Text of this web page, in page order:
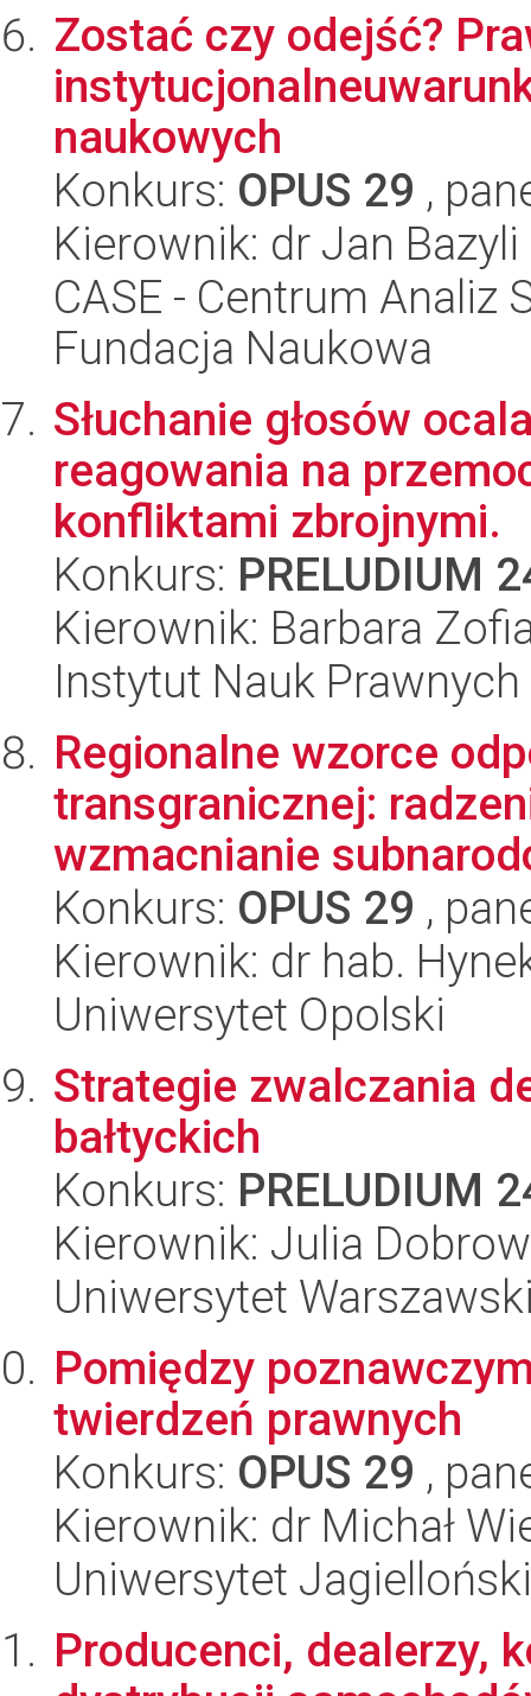
Zostać czy odejść?
naukowych
Konkurs: OPUS 29 ,
Kierownik: dr Jan Bazyli
CASE - Centrum Analiz
Fundacja Naukowa
Słuchanie głosów
reagowania na
konfliktami zbrojnymi.
Konkurs: PRELUDIUM
Kierownik: Barbara
Instytut Nauk Prawnych
Regionalne wzorce
transgranicznej:
wzmacnianie
Konkurs: OPUS 29 ,
Kierownik: dr hab.
Uniwersytet Opolski
Strategie zwalczania
bałtyckich
Konkurs: PRELUDIUM
Kierownik: Julia
Uniwersytet
Pomiędzy
twierdzeń prawnych
Konkurs: OPUS 29 ,
Kierownik: dr Michał
Uniwersytet Jagielloński
Producenci, dealerzy,